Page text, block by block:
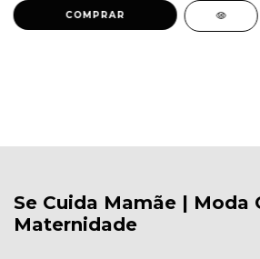
COMPRAR
Se Cuida Mamãe | Moda
Maternidade